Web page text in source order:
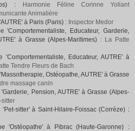
:
Harmonie Féline Corinne Yollant
Animalière
à Paris (Paris) : Inspector Medor
Educateur, Garderie,
à Grasse (Alpes-Maritimes) : La Patte
Educateur, AUTRE' à
Tendre Fleurs de Bach
Ostéopathe, AUTRE' à Grasse
massage canin
Pension, AUTRE' à Grasse (Alpes-
sitter
sitter' à Saint-Hilaire-Foissac (Corrèze) :
'Ostéopathe' à Pibrac (Haute-Garonne) :